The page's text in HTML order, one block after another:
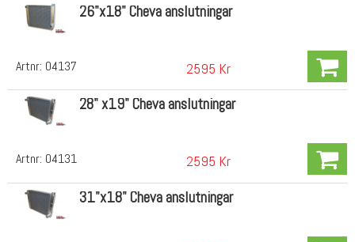
Artnr: 04137
26"x18" Cheva anslutningar
2595 Kr
Artnr: 04131
28" x19" Cheva anslutningar
2595 Kr
31"x18" Cheva anslutningar